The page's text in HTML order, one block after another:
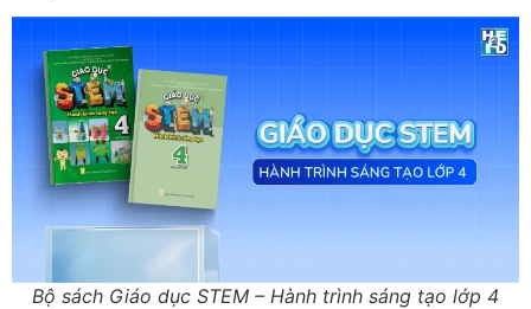
Bộ sách Giáo dục STEM – Hành trình sáng tạo lớp 4